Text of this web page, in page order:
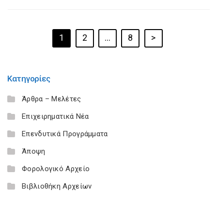
1 2 … 8 >
Κατηγορίες
Άρθρα – Μελέτες
Επιχειρηματικά Νέα
Επενδυτικά Προγράμματα
Άποψη
Φορολογικό Αρχείο
Βιβλιοθήκη Αρχείων